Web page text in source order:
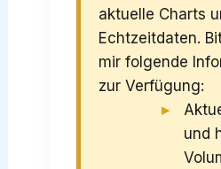
aktuelle Charts
Echtzeitdaten.
mir folgende
zur Verfügung:
und